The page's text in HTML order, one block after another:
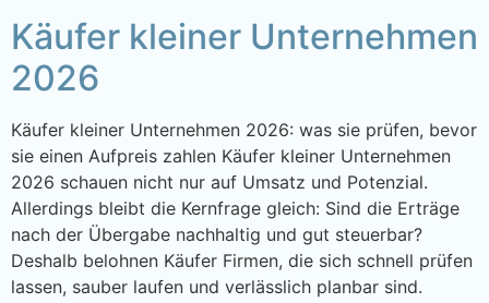
Käufer kleiner Unternehmen
2026
Käufer kleiner Unternehmen 2026: was sie prüfen, bevor
sie einen Aufpreis zahlen Käufer kleiner Unternehmen
2026 schauen nicht nur auf Umsatz und Potenzial.
Allerdings bleibt die Kernfrage gleich: Sind die Erträge
nach der Übergabe nachhaltig und gut steuerbar?
Deshalb belohnen Käufer Firmen, die sich schnell prüfen
lassen, sauber laufen und verlässlich planbar sind.